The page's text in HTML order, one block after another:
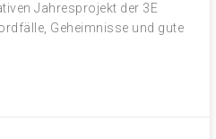
Jahresprojekt der 3E
Geheimnisse und gute